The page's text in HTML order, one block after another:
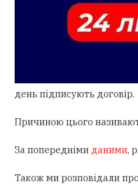
день підписують договір.
Причиною цього
За попередніми даними,
Також ми розповідали